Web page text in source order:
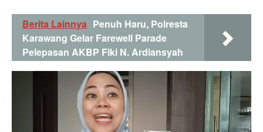
Berita Lainnya Penuh Haru, Polresta
Karawang Gelar Farewell Parade
Pelepasan AKBP Fiki N. Ardiansyah